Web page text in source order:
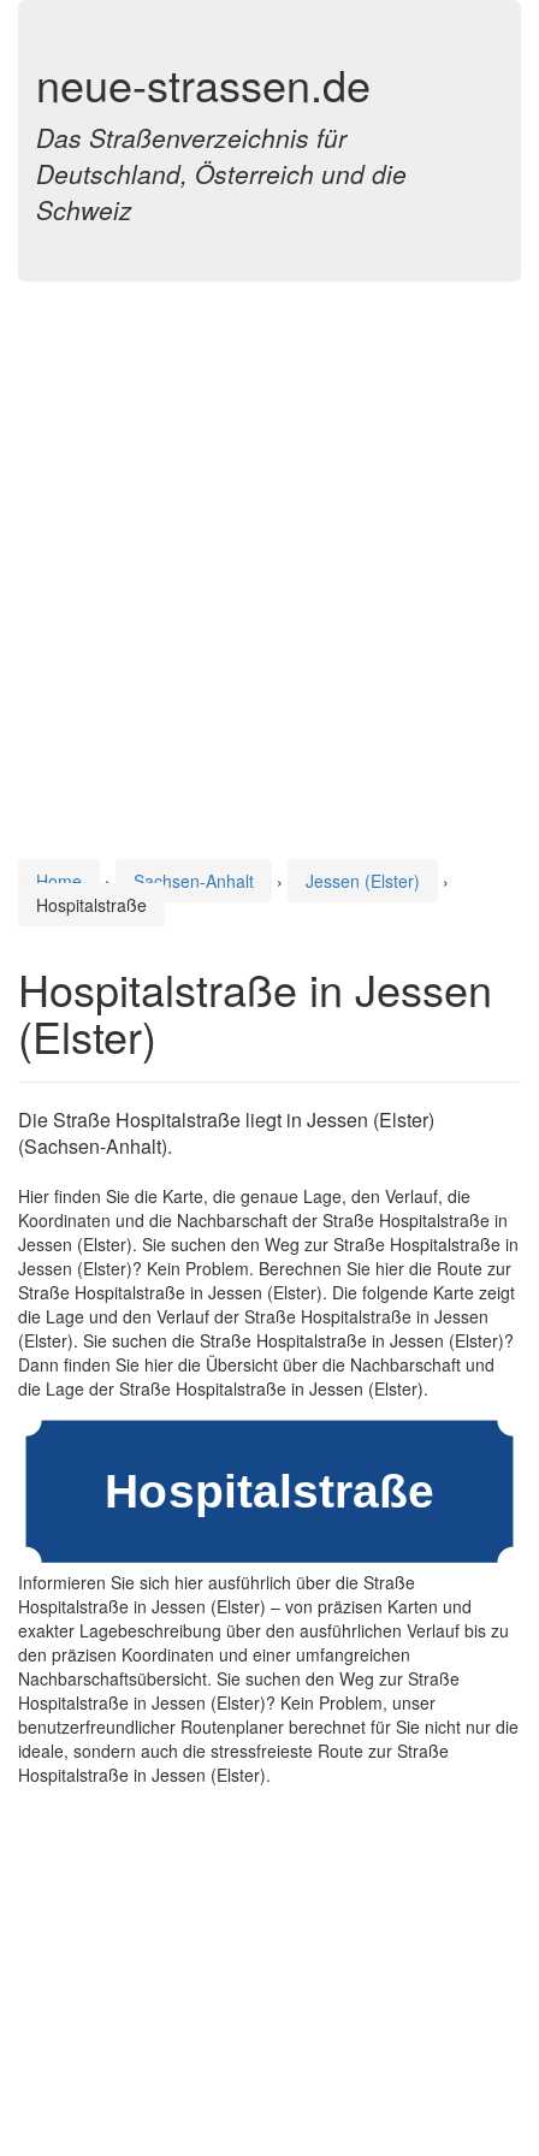
neue-strassen.de
Das Straßenverzeichnis für
Deutschland, Österreich und die
Schweiz
Home › Sachsen-Anhalt › Jessen (Elster)
›
Hospitalstraße
Hospitalstraße in Jessen
(Elster)
Die Straße Hospitalstraße liegt in Jessen (Elster)
(Sachsen-Anhalt).
Hier finden Sie die Karte, die genaue Lage, den Verlauf, die
Koordinaten und die Nachbarschaft der Straße Hospitalstraße in
Jessen (Elster). Sie suchen den Weg zur Straße Hospitalstraße in
Jessen (Elster)? Kein Problem. Berechnen Sie hier die Route zur
Straße Hospitalstraße in Jessen (Elster). Die folgende Karte zeigt
die Lage und den Verlauf der Straße Hospitalstraße in Jessen
(Elster). Sie suchen die Straße Hospitalstraße in Jessen (Elster)?
Dann finden Sie hier die Übersicht über die Nachbarschaft und
die Lage der Straße Hospitalstraße in Jessen (Elster).
Informieren Sie sich hier ausführlich über die Straße
Hospitalstraße in Jessen (Elster) – von präzisen Karten und
exakter Lagebeschreibung über den ausführlichen Verlauf bis zu
den präzisen Koordinaten und einer umfangreichen
Nachbarschaftsübersicht. Sie suchen den Weg zur Straße
Hospitalstraße in Jessen (Elster)? Kein Problem, unser
benutzerfreundlicher Routenplaner berechnet für Sie nicht nur die
ideale, sondern auch die stressfreieste Route zur Straße
Hospitalstraße in Jessen (Elster).